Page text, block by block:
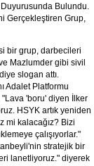
Duyurusunda Bulundu.
Gerçekleştiren Grup,
bir grup, darbecileri
Mazlumder gibi sivil
slogan attı.
Adalet Platformu
"Lava 'boru' diyen İlker
HSYK artık yeniden
mi kalacağız? Bizi
çalışıyorlar."
stratejik bir
lanetliyoruz." diyerek